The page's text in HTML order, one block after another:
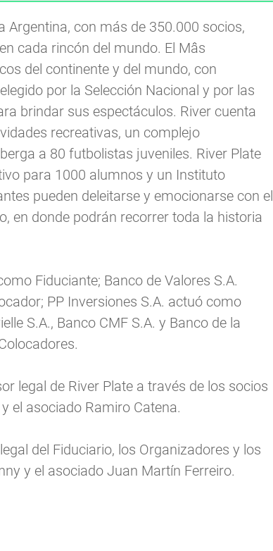
Argentina, con más de 350.000 socios,
cada rincón del mundo. El Mâs
del continente y del mundo, con
por la Selección Nacional y por las
brindar sus espectáculos. River cuenta
recreativas, un complejo
a 80 futbolistas juveniles. River Plate
para 1000 alumnos y un Instituto
pueden deleitarse y emocionarse con el
en donde podrán recorrer toda la historia
Fiduciante; Banco de Valores S.A.
PP Inversiones S.A. actuó como
S.A., Banco CMF S.A. y Banco de la
legal de River Plate a través de los socios
el asociado Ramiro Catena.
del Fiduciario, los Organizadores y los
y el asociado Juan Martín Ferreiro.